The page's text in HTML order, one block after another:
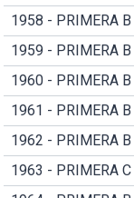
1958 - PRIMERA B
1959 - PRIMERA B
1960 - PRIMERA B
1961 - PRIMERA B
1962 - PRIMERA B
1963 - PRIMERA C